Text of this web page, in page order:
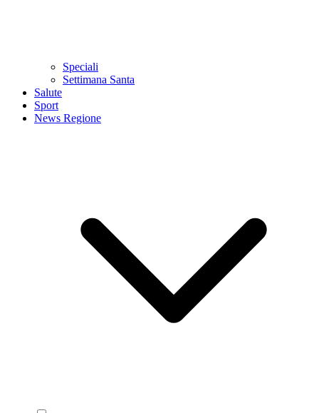
Speciali
Settimana Santa
Salute
Sport
News Regione